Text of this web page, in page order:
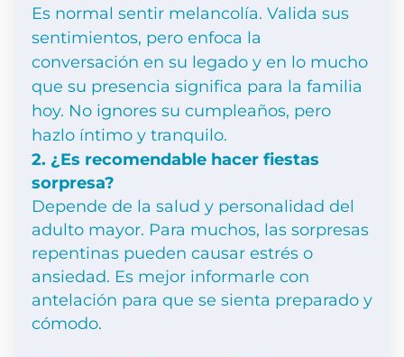
Es normal sentir melancolía. Valida sus
sentimientos, pero enfoca la
conversación en su legado y en lo mucho
que su presencia significa para la familia
hoy. No ignores su cumpleaños, pero
hazlo íntimo y tranquilo.
2. ¿Es recomendable hacer fiestas
sorpresa?
Depende de la salud y personalidad del
adulto mayor. Para muchos, las sorpresas
repentinas pueden causar estrés o
ansiedad. Es mejor informarle con
antelación para que se sienta preparado y
cómodo.